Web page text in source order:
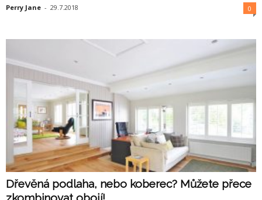
Perry Jane - 29.7.2018 0
Dřevěná podlaha, nebo koberec? Můžete přece